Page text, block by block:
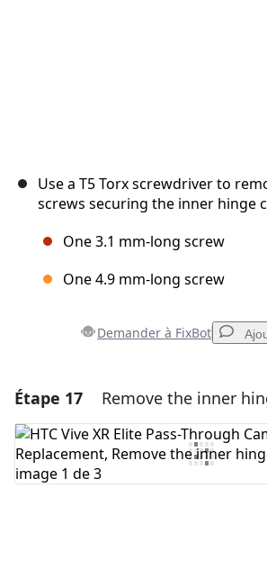
Use a T5 Torx screwdriver to
screws securing the inner hinge
One 3.1 mm‑long screw
One 4.9 mm‑long screw
Demander à FixBot
Ajouter un
Ajouter un commentaire
Étape 17 Remove the inner